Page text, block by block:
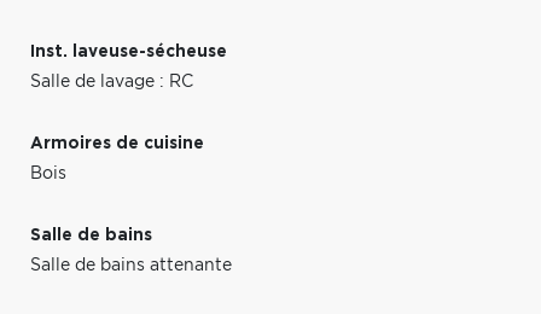
Inst. laveuse-sécheuse
Salle de lavage : RC
Armoires de cuisine
Bois
Salle de bains
Salle de bains attenante